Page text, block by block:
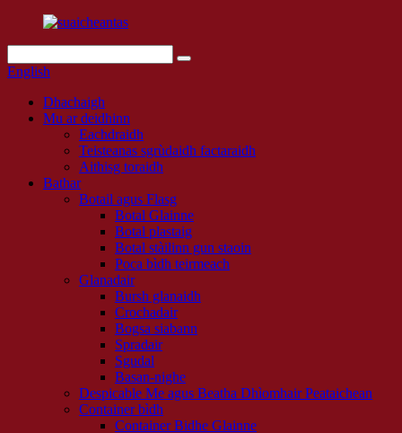
English
Dhachaigh
Mu ar deidhinn
Eachdraidh
Teisteanas sgrùdaidh factaraidh
Aithisg toraidh
Bathar
Botail agus Flasg
Botal Glainne
Botal plastaig
Botal stàilinn gun staoin
Poca bìdh teirmeach
Glanadair
Bursh glanaidh
Crochadair
Bogsa siabann
Spradair
Sgudal
Basan-nighe
Despicable Me agus Beatha Dhìomhair Peataichean
Container bìdh
Container Bidhe Glainne